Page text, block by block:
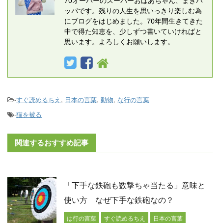
ッパです。残りの人生を思いっきり楽しむ為
にブログをはじめました。70年間生きてきた
中で得た知恵を、少しずつ書いていければと
思います。よろしくお願いします。
-すぐ読めるちえ , 日本の言葉, 動物, な行の言葉
-猫を被る
関連するおすすめ記事
「下手な鉄砲も数撃ちゃ当たる」意味と
使い方 なぜ下手な鉄砲なの？
は行の言葉 すぐ読めるちえ 日本の言葉